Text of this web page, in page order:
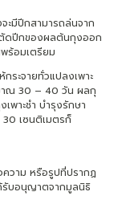
ะมีปีกสามารถล่นจาก
ตัดปีกของผลต้นกุงออก
พร้อมเตรียม
กระจายทั่วแปลงเพาะ
าณ 30 – 40 วัน ผลกุ
พาะชำ บำรุงรักษา
30 เซนติเมตรก็
วาม หรือรูปที่ปรากฏ
รับอนุญาตจากมูลนิธิ